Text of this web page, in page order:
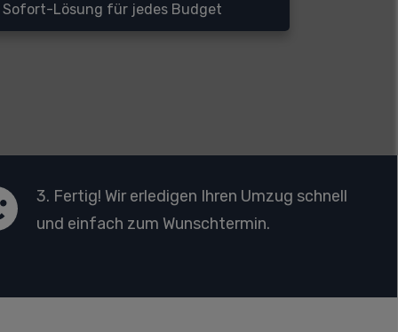
Sofort-Lösung für jedes Budget
3. Fertig! Wir erledigen Ihren Umzug schnell
und einfach zum Wunschtermin.